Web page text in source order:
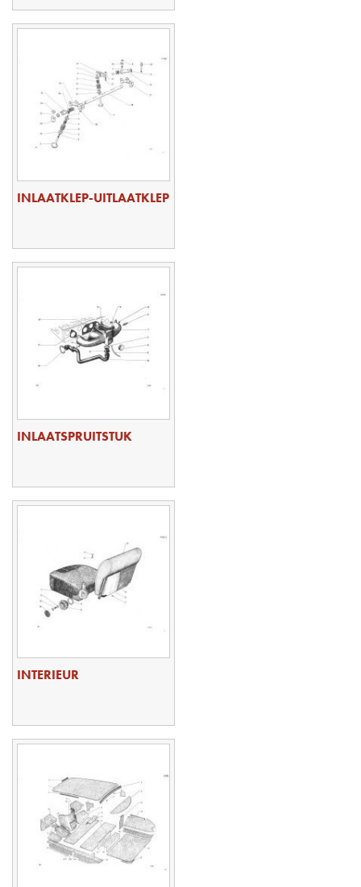
INLAATKLEP-UITLAATKLEP
INLAATSPRUITSTUK
INTERIEUR